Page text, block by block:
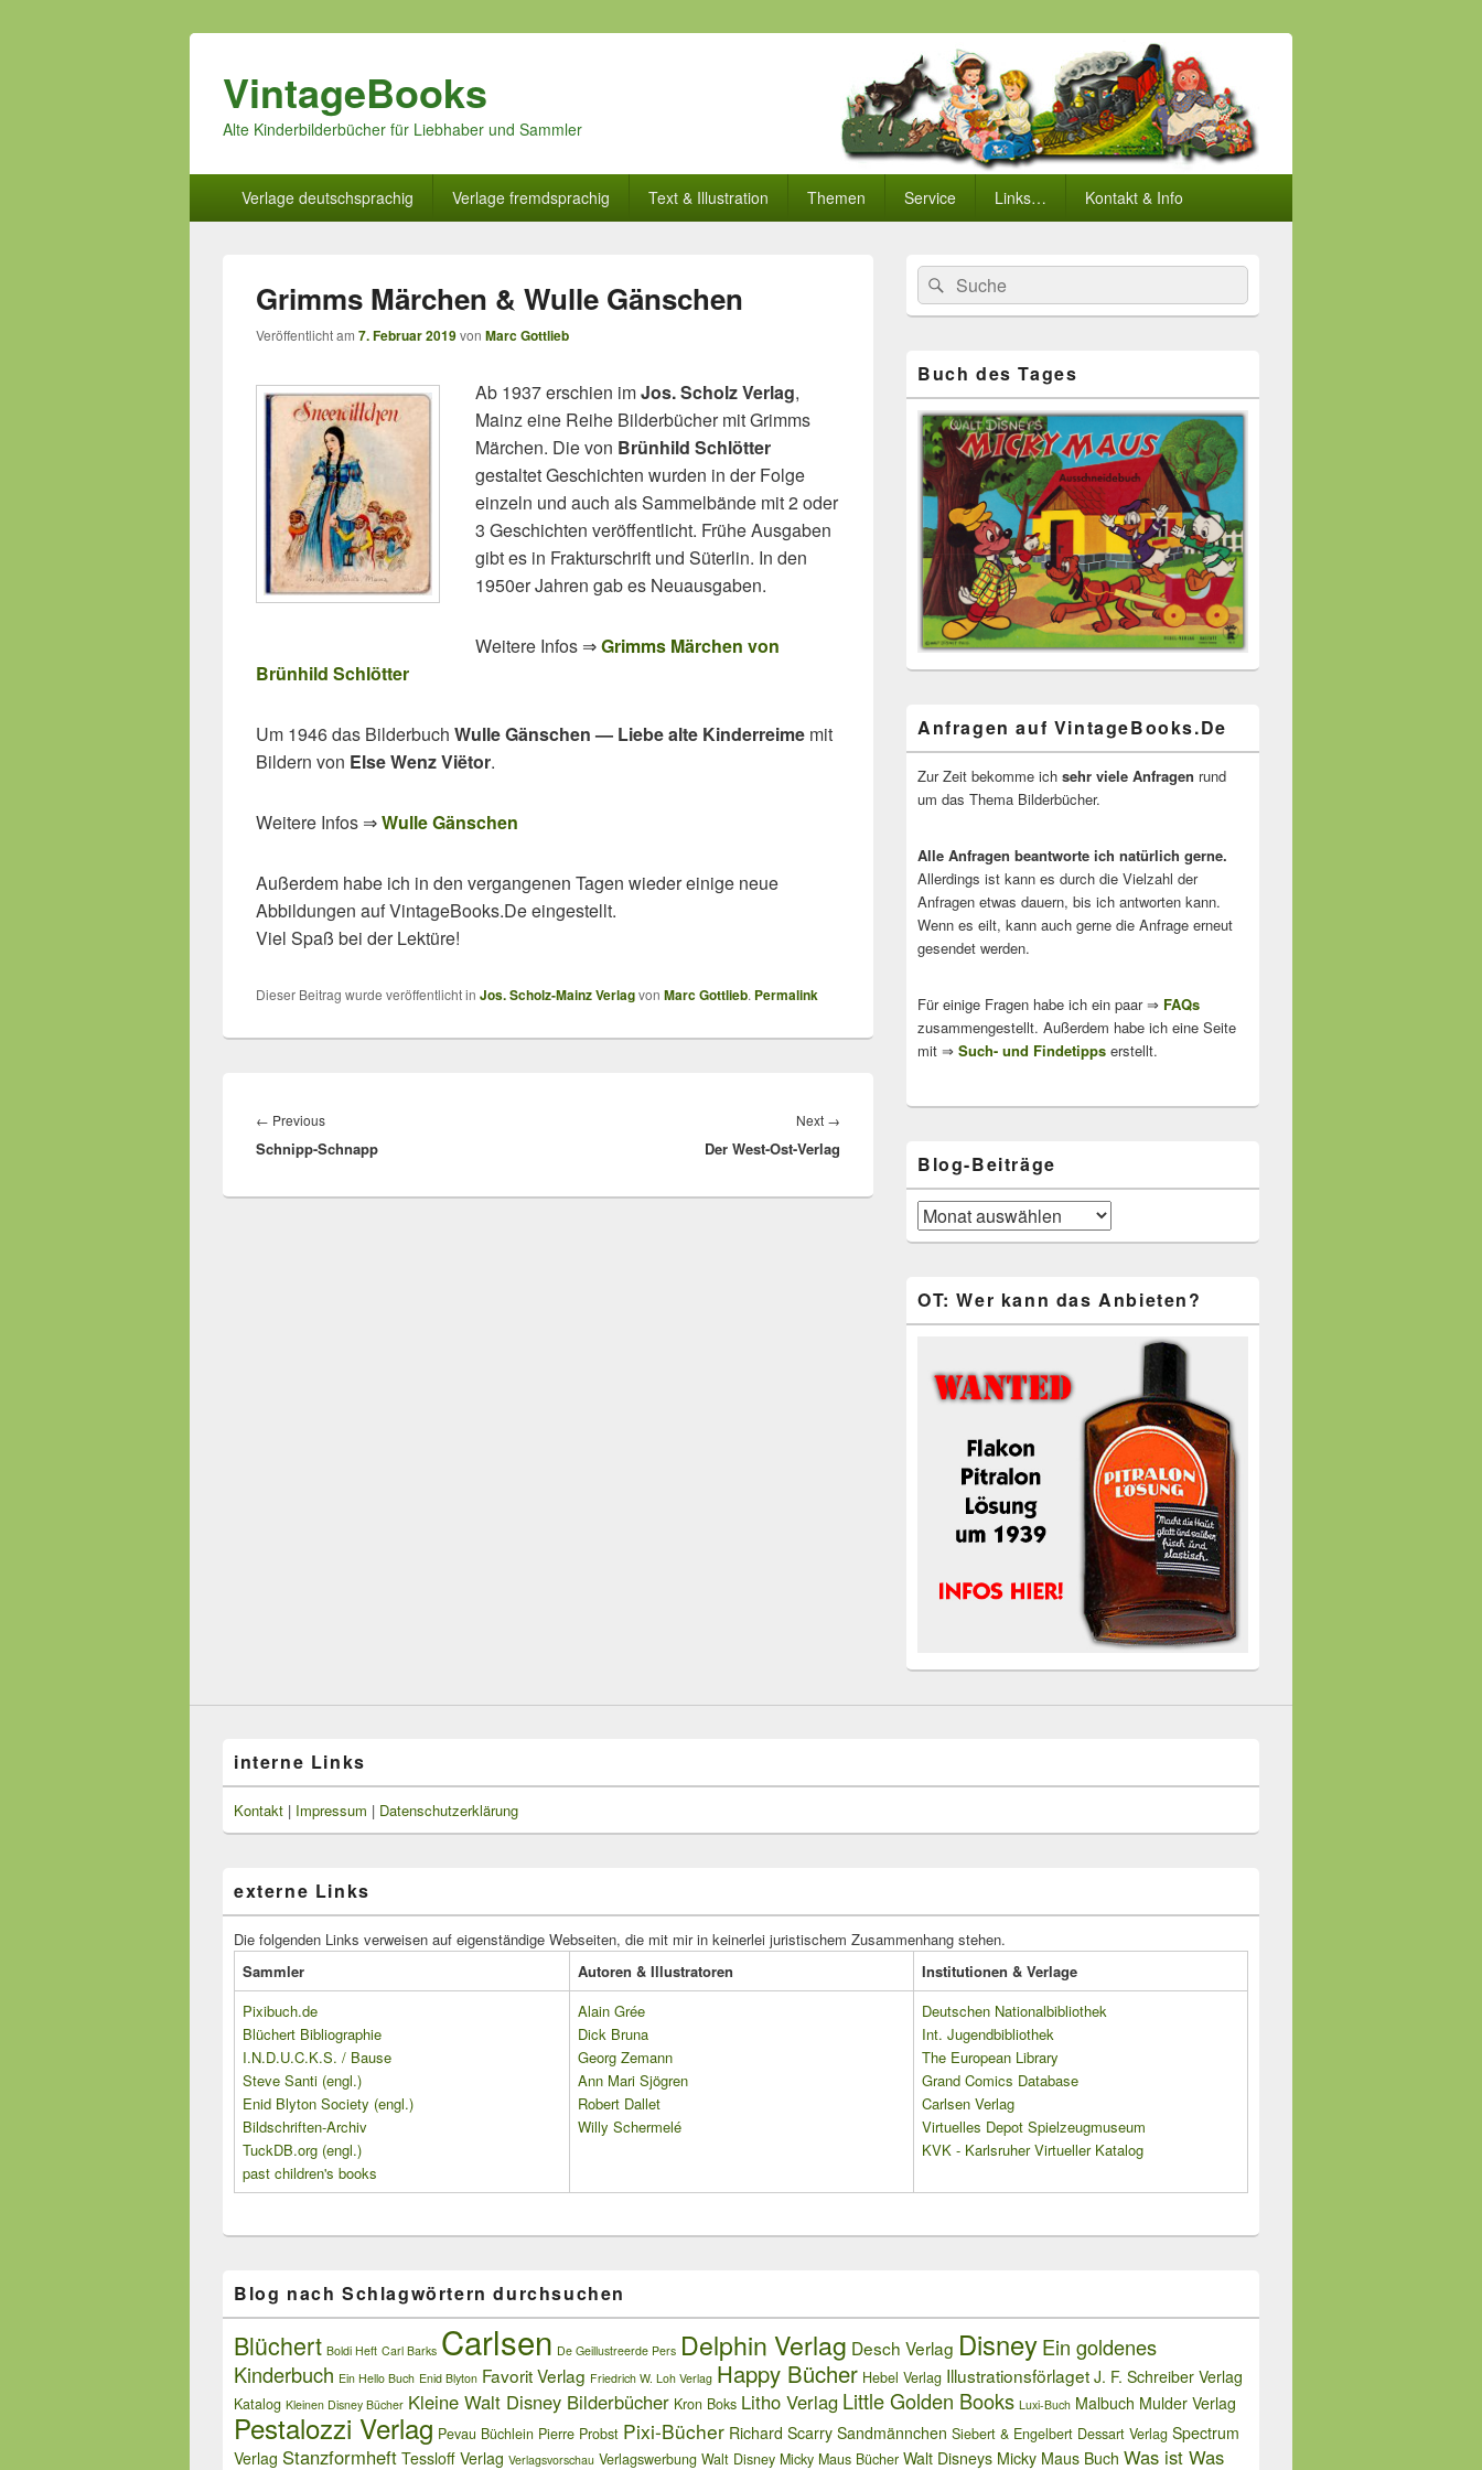
VintageBooks
Alte Kinderbilderbücher für Liebhaber und Sammler
Verlage deutschsprachig Verlage fremdsprachig Text & Illustration Themen Service Links… Kontakt & Info
Grimms Märchen & Wulle Gänschen
Veröffentlicht am 7. Februar 2019von Marc Gottlieb
Ab 1937 erschien imJos. Scholz Verlag,
Mainz eine Reihe Bilderbücher mit Grimms
Märchen. Die von Brünhild Schlötter
gestaltet Geschichten wurden in der Folge
einzeln und auch als Sammelbände mit 2 oder
3 Geschichten veröffentlicht. Frühe Ausgaben
gibt es in Frakturschrift und Süterlin. In den
1950er Jahren gab es Neuausgaben.
Weitere Infos ⇒Grimms Märchen von
Brünhild Schlötter
Um 1946 das Bilderbuch Wulle Gänschen — Liebe alte Kinderreime mit
Bildern von Else Wenz Viëtor.
Weitere Infos ⇒Wulle Gänschen
Außerdem habe ich in den vergangenen Tagen wieder einige neue
Abbildungen auf VintageBooks.De eingestellt.
Viel Spaß bei der Lektüre!
Dieser Beitrag wurde veröffentlicht in Jos. Scholz-Mainz Verlagvon Marc Gottlieb. Permalink
← PreviousPrevious
post:
Schnipp-Schnapp
Next →
Der West-Ost-Verlag
Primärer
Seitenleisten
Widget-
Bereich
Search
for:
Suche
Buch des Tages
Anfragen auf VintageBooks.De
Zur Zeit bekomme ich sehr viele Anfragen rund
um das Thema Bilderbücher.
Alle Anfragen beantworte ich natürlich gerne.
Allerdings ist kann es durch die Vielzahl der
Anfragen etwas dauern, bis ich antworten kann.
Wenn es eilt, kann auch gerne die Anfrage erneut
gesendet werden.
Für einige Fragen habe ich ein paar ⇒ FAQs
zusammengestellt. Außerdem habe ich eine Seite
mit ⇒ Such- und Findetipps erstellt.
Blog-Beiträge
Blog-
Beiträge
OT: Wer kann das Anbieten?
interne Links
Kontakt | Impressum | Datenschutzerklärung
externe Links
Die folgenden Links verweisen auf eigenständige Webseiten, die mit mir in keinerlei juristischem Zusammenhang stehen.
Sammler
Autoren & Illustratoren
Institutionen & Verlage
Pixibuch.de
Blüchert Bibliographie
I.N.D.U.C.K.S. / Bause
Steve Santi (engl.)
Enid Blyton Society (engl.)
Bildschriften-Archiv
TuckDB.org (engl.)
past children's books
Alain Grée
Dick Bruna
Georg Zemann
Ann Mari Sjögren
Robert Dallet
Willy Schermelé
Deutschen Nationalbibliothek
Int. Jugendbibliothek
The European Library
Grand Comics Database
Carlsen Verlag
Virtuelles Depot Spielzeugmuseum
KVK - Karlsruher Virtueller Katalog
Blog nach Schlagwörtern durchsuchen
Blüchert Boldi Heft Carl Barks Carlsen De Geillustreerde Pers Delphin Verlag Desch Verlag DisneyEin goldenes
Kinderbuch Ein Hello Buch Enid Blyton Favorit Verlag Friedrich W. Loh Verlag Happy Bücher Hebel Verlag Illustrationsförlaget J. F. Schreiber Verlag
Katalog Kleinen Disney Bücher Kleine Walt Disney Bilderbücher Kron Boks Litho Verlag Little Golden Books Luxi-Buch Malbuch Mulder Verlag
Pestalozzi Verlag Pevau Büchlein Pierre Probst Pixi-Bücher Richard Scarry Sandmännchen Siebert & Engelbert Dessart Verlag Spectrum
Verlag Stanzformheft Tessloff Verlag Verlagsvorschau Verlagswerbung Walt Disney Micky Maus Bücher Walt Disneys Micky Maus Buch Was ist Was